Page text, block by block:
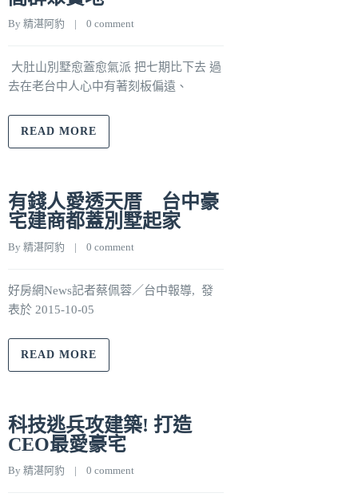
By 精湛阿豹
    |
0 comment
大肚山別墅愈蓋愈氣派 把七期比下去 過
去在老台中人心中有著刻板偏遠、
READ MORE
有錢人愛透天厝 台中豪
宅建商都蓋別墅起家
By 精湛阿豹
    |
0 comment
好房網News記者蔡佩蓉／台中報導, 發
表於 2015-10-05
READ MORE
科技逃兵攻建築! 打造
CEO最愛豪宅
By 精湛阿豹
    |
0 comment